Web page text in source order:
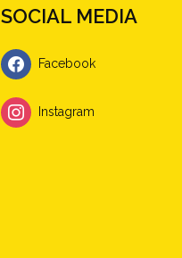
SOCIAL MEDIA
Facebook
Instagram